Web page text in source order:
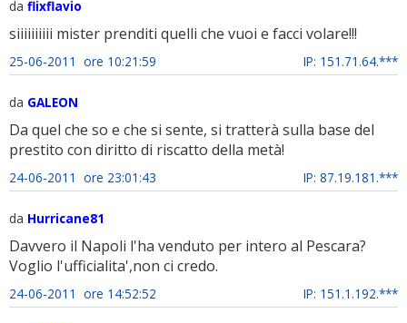
da flixflavio
siiiiiiiiii mister prenditi quelli che vuoi e facci volare!!!
25-06-2011 ore 10:21:59 IP: 151.71.64.***
da GALEON
Da quel che so e che si sente, si tratterà sulla base del
prestito con diritto di riscatto della metà!
24-06-2011 ore 23:01:43 IP: 87.19.181.***
da Hurricane81
Davvero il Napoli l'ha venduto per intero al Pescara?
Voglio l'ufficialita',non ci credo.
24-06-2011 ore 14:52:52 IP: 151.1.192.***